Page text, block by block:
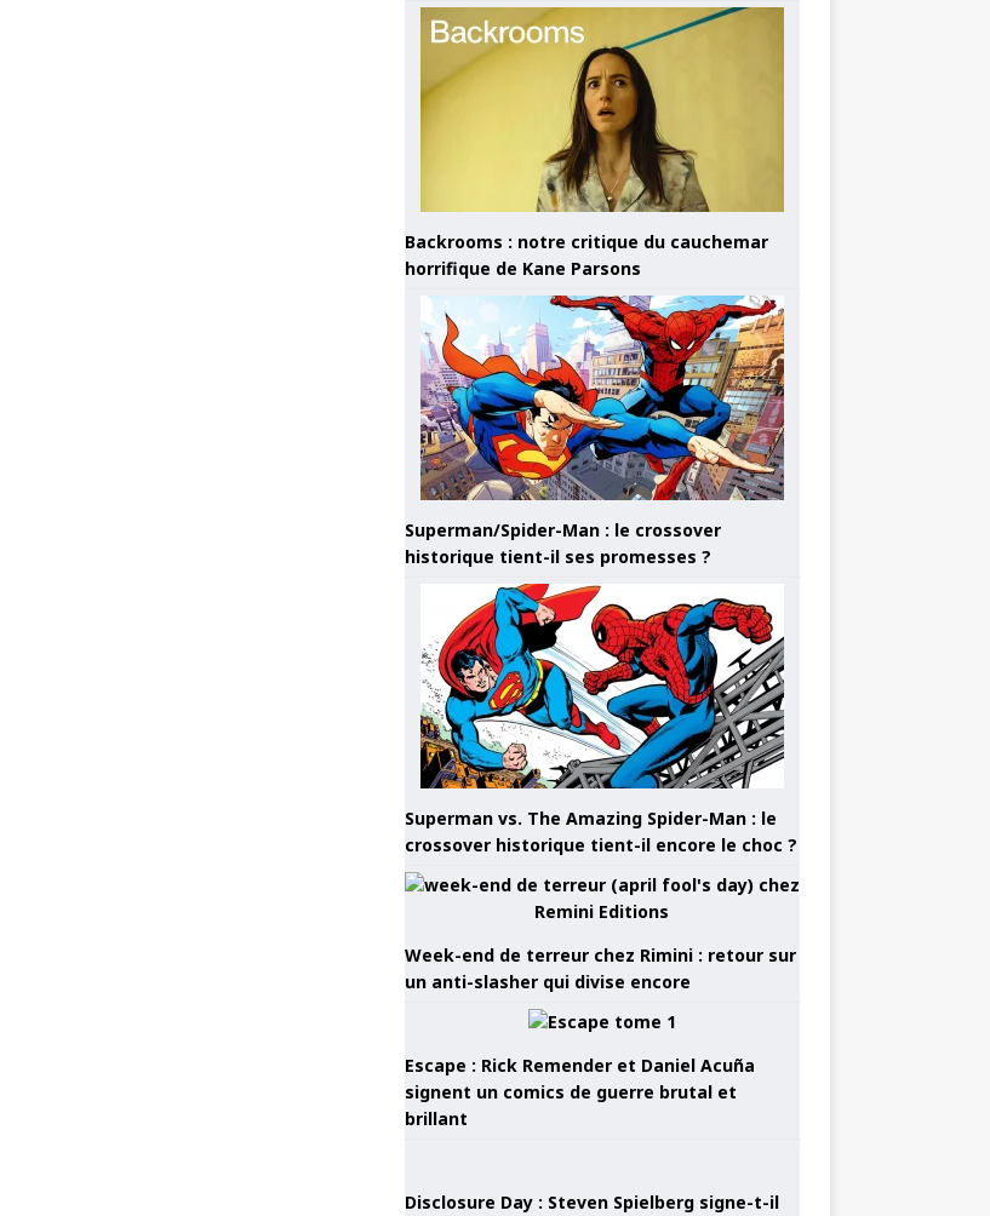
Backrooms : notre critique du cauchemar
horrifique de Kane Parsons
Superman/Spider-Man : le crossover
historique tient-il ses promesses ?
Superman vs. The Amazing Spider-Man : le
crossover historique tient-il encore le choc ?
Week-end de terreur chez Rimini : retour sur
un anti-slasher qui divise encore
Escape : Rick Remender et Daniel Acuña
signent un comics de guerre brutal et
brillant
Disclosure Day : Steven Spielberg signe-t-il